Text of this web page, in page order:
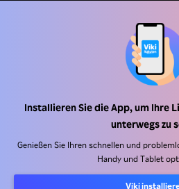
Installieren Sie die App, um Ihre
unterwegs zu
Genießen Sie Ihren schnellen und
Handy und Tablet
Viki
Richtlinie zu Cookies und Tracking-
Urheberrechtsrichtlinie